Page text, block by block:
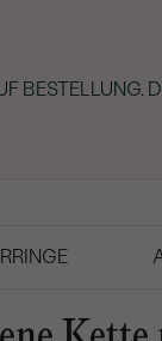
BESTELLUNG.